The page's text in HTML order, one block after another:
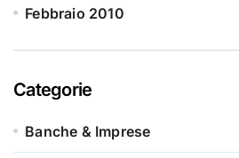
Febbraio 2010
Categorie
Banche & Imprese